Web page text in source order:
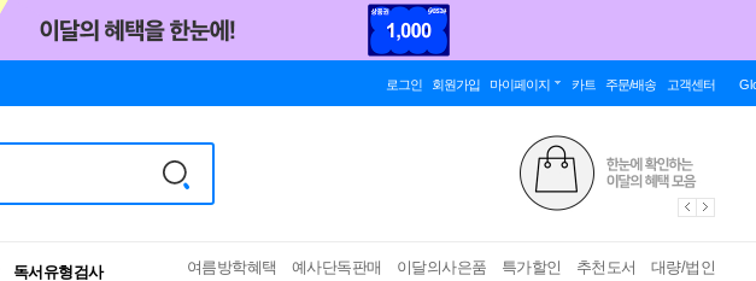
로그인 회원가입 마이페이지 카트 주문/배송 고객센터
독서유형검사
여름방학혜택 예사단독판매 이달의사은품 특가할인 추천도서 대량/법인